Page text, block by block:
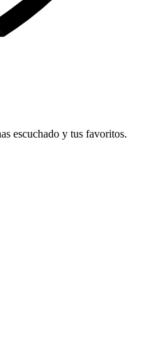
escuchado y tus favoritos.